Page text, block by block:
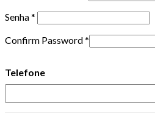
Senha*
Confirm Password*
Telefone